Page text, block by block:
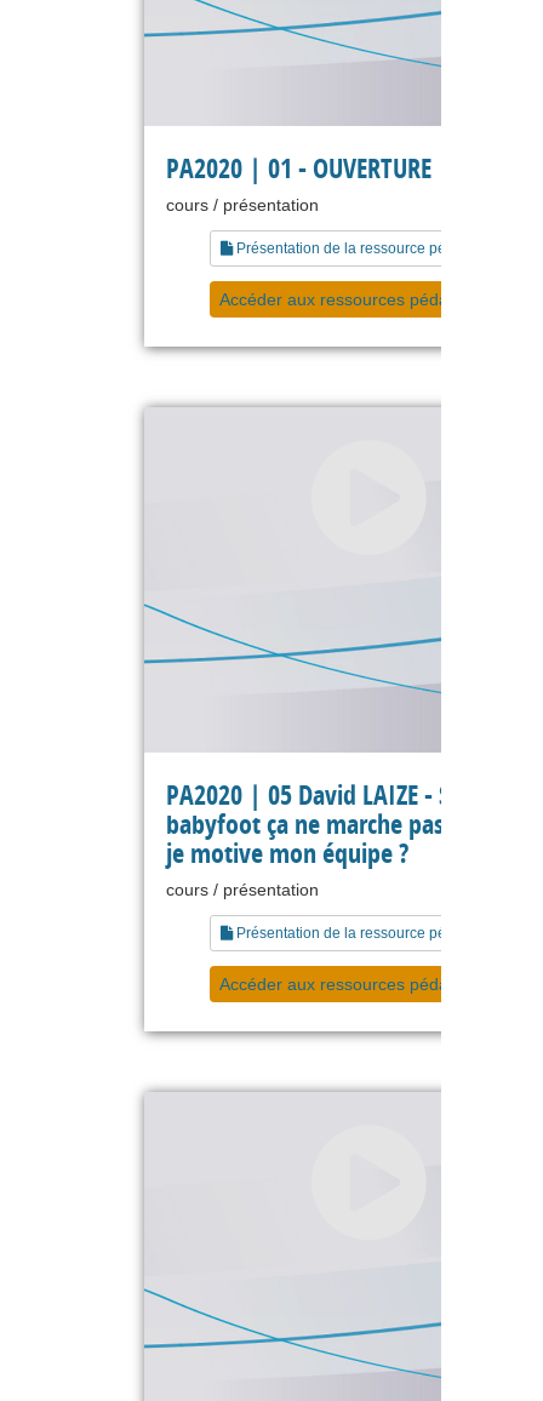
PA2020 | 01 - OUVERTURE
cours / présentation
Présentation de la ressource pédagogique
Accéder aux ressources pédagogiques
PA2020 | 05 David LAIZE - Si le
babyfoot ça ne marche pas,
je motive mon équipe ?
cours / présentation
Présentation de la ressource pédagogique
Accéder aux ressources pédagogiques